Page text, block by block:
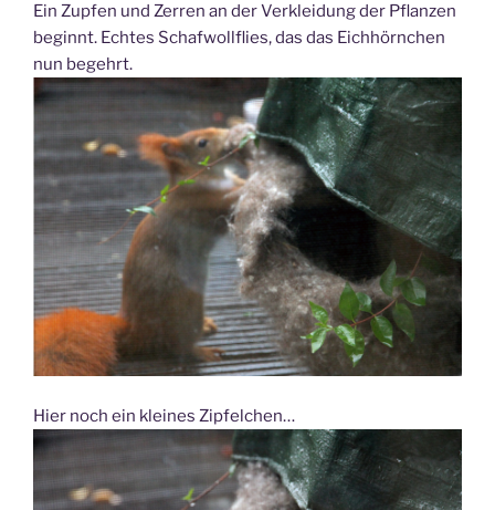
Ein Zupfen und Zerren an der Verkleidung der Pflanzen
beginnt. Echtes Schafwollflies, das das Eichhörnchen
nun begehrt.
Hier noch ein kleines Zipfelchen…